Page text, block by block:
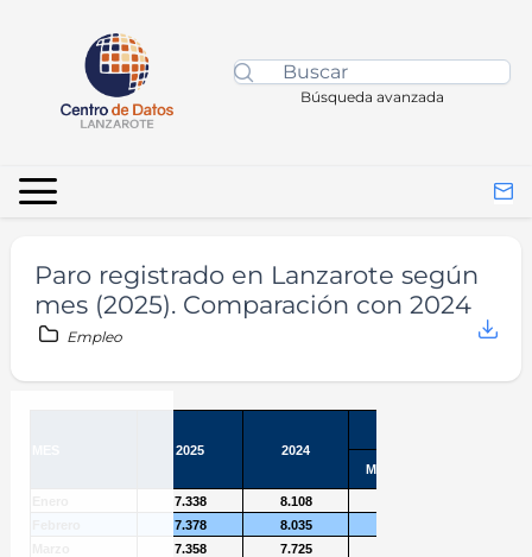
Búsqueda avanzada
Paro registrado en Lanzarote según
mes (2025). Comparación con 2024
Empleo